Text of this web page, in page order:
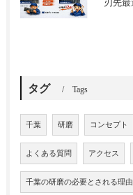
タグ Tags
千葉 研磨 コンセプト
よくある質問 アクセス
千葉の研磨の必要とされる理由